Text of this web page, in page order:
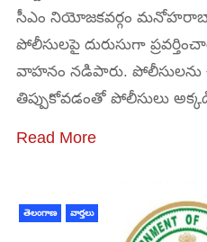
సీఎం నియోజకవర్గం
పోలీసులపై దురుసుగా
వాహనం నడిపారు. పోలీసులను
తిప్పుకోవడంతో పోలీసులు
Read More
తెలంగాణ వార్తలు